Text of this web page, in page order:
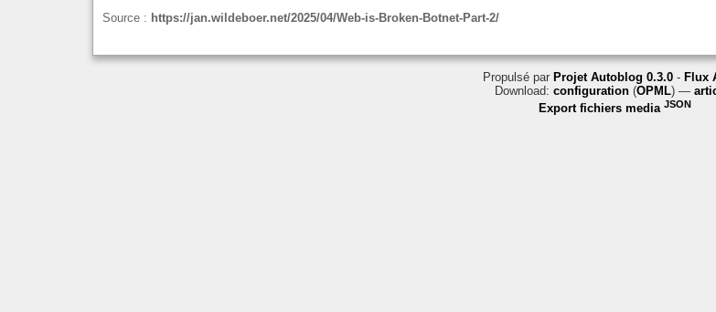
Source : https://jan.wildeboer.net/2025/04/Web-is-Broken-Botnet-Part-2/
Propulsé par Projet Autoblog 0.3.0 - Flux
Download: configuration(OPML) —
Export fichiers media JSON